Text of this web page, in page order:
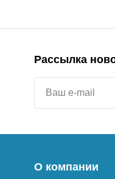
Рассылка
О компании